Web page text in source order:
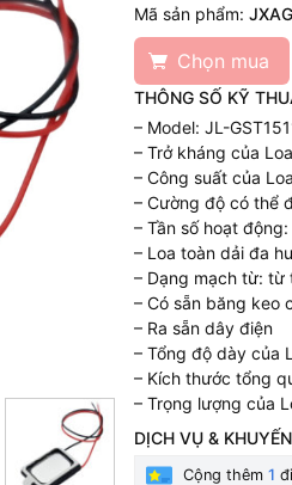
Mã sản phẩm:
Chọn mua
THÔNG SỐ KỸ
– Model: JL-
– Trở kháng của
– Công suất của
– Cường độ có thể
– Tần số hoạt
– Loa toàn dải đa
– Dạng mạch từ: từ
– Có sẵn băng keo
– Ra sẵn dây điện
– Tổng độ dày của
– Kích thước tổng
– Trọng lượng của
DỊCH VỤ &
Cộng thêm1